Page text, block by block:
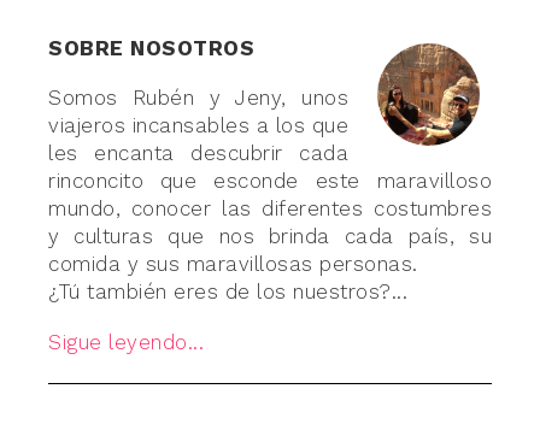
SOBRE NOSOTROS
Somos Rubén y Jeny, unos
viajeros incansables a los que
les encanta descubrir cada
rinconcito que esconde este maravilloso
mundo, conocer las diferentes costumbres
y culturas que nos brinda cada país, su
comida y sus maravillosas personas.
¿Tú también eres de los nuestros?...
Sigue leyendo...